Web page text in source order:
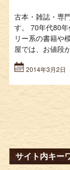
古本・雑誌・専
す。 70年代80
リー系の書籍や
屋では、お値段
2014年3月2日
サイト内キー